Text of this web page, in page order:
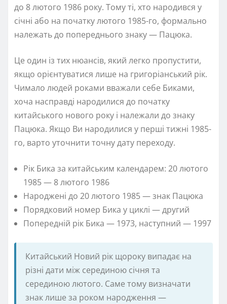
до 8 лютого 1986 року. Тому ті, хто народився у
січні або на початку лютого 1985-го, формально
належать до попереднього знаку — Пацюка.
Це один із тих нюансів, який легко пропустити,
якщо орієнтуватися лише на григоріанський рік.
Чимало людей роками вважали себе Биками,
хоча насправді народилися до початку
китайського нового року і належали до знаку
Пацюка. Якщо Ви народилися у перші тижні 1985-
го, варто уточнити точну дату переходу.
Рік Бика за китайським календарем: 20 лютого
1985 — 8 лютого 1986
Народжені до 20 лютого 1985 — знак Пацюка
Порядковий номер Бика у циклі — другий
Попередній рік Бика — 1973, наступний — 1997
Китайський Новий рік щороку випадає на
різні дати між серединою січня та
серединою лютого. Саме тому визначати
знак лише за роком народження —